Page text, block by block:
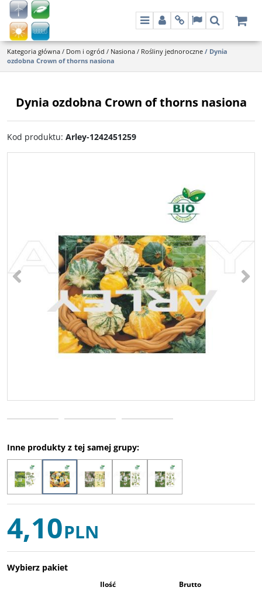
MenuPanelInfoLangSzukaj
Kategoria główna / Dom i ogród / Nasiona / Rośliny jednoroczne / Dynia
ozdobna Crown of thorns nasiona
Dynia ozdobna Crown of thorns nasiona
Kod produktu: Arley-1242451259
<
Inne produkty z tej samej grupy:
4,10PLN
Wybierz pakiet
Ilość Brutto